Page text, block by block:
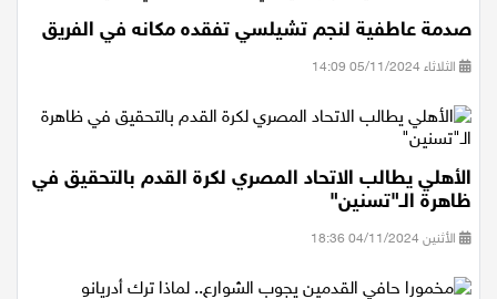
صدمة عاطفية لنجم تشيلسي تفقده مكانه في الفريق
الثلاثاء 05/11/2024 14:09
الأهلي يطالب الاتحاد المصري لكرة القدم بالتحقيق في
ظاهرة الـ"تسنين"
الأثنين 04/11/2024 18:36